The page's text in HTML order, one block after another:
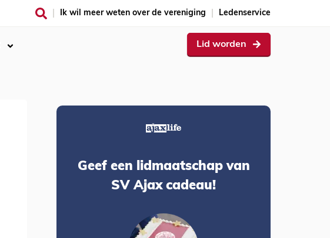
Ik wil meer weten over de vereniging Ledenservice
Lid worden
Geef een lidmaatschap van
SV Ajax cadeau!